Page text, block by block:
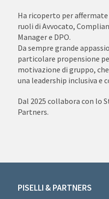
Ha ricoperto per
ruoli di Avvocato,
Manager e DPO.
Da sempre grande
particolare propensione
motivazione di gruppo,
una leadership inclusiva e
Dal 2025 collabora con lo
Partners.
PISELLI & PARTNERS